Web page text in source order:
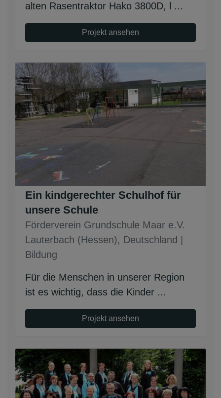
alten Rasentraktor Hako 3800D, l ...
Projekt ansehen
Ein kindgerechter Schulhof für
unsere Schule
Förderverein Grundschule Maar e.V.
Lauterbach (Hessen), Deutschland |
Bildung
Für die Menschen in unserer Region
ist es wichtig, dass die Kinder ...
Projekt ansehen